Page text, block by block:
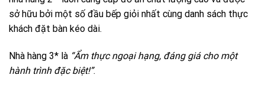
sở hữu bởi một số đầu bếp giỏi nhất cùng danh sách thực
khách đặt bàn kéo dài.
Nhà hàng 3* là “Ẩm thực ngoại hạng, đáng giá cho một
hành trình đặc biệt!”.